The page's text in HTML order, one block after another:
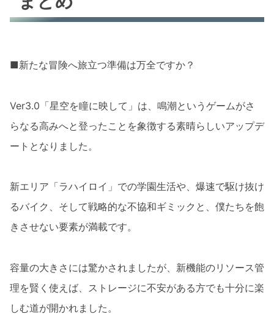
■新たな冒険へ旅立つ準備は万全ですか？
Ver3.0「星空を瞳に映して」は、鳴潮というゲームがさ
らなる高みへと登ったことを象徴する素晴らしいアップデ
ートとなりました。
新エリア「ラハイロイ」での学園生活や、爆速で駆け抜け
るバイク、そして戦略的な不協和ギミックと、僕たちを飽
きさせない要素が満載です。
容量の大きさには驚かされましたが、新機能のリソース管
理を賢く使えば、ストレージに不安がある方でも十分に楽
しむ道が開かれました。